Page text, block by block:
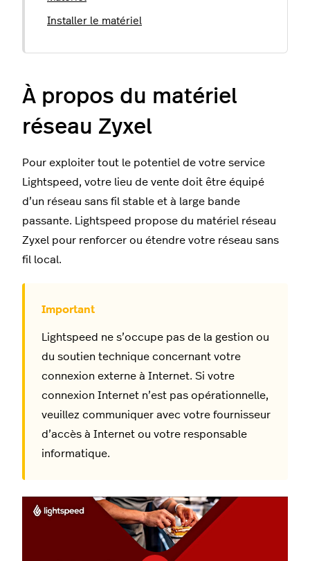
Installer le matériel
À propos du matériel
réseau Zyxel
Pour exploiter tout le potentiel de votre service
Lightspeed, votre lieu de vente doit être équipé
d’un réseau sans fil stable et à large bande
passante. Lightspeed propose du matériel réseau
Zyxel pour renforcer ou étendre votre réseau sans
fil local.
Lightspeed ne s’occupe pas de la gestion ou
du soutien technique concernant votre
connexion externe à Internet. Si votre
connexion Internet n’est pas opérationnelle,
veuillez communiquer avec votre fournisseur
d’accès à Internet ou votre responsable
informatique.